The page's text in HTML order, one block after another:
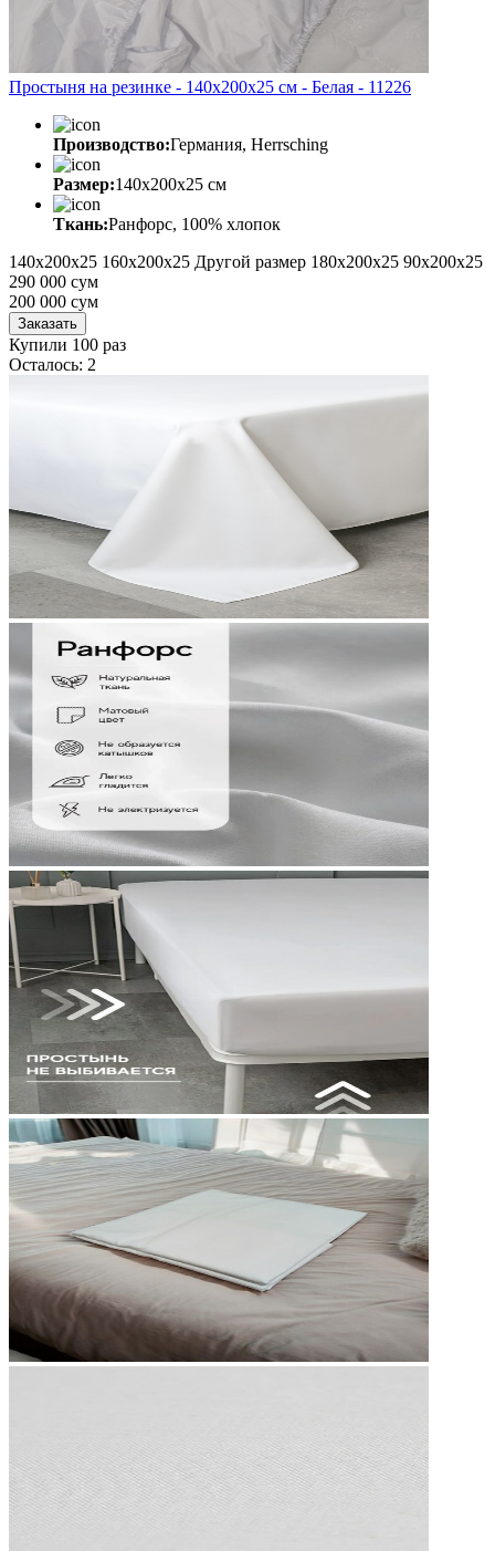
Простыня на резинке - 140x200x25 cм - Белая - 11226
Производство:Германия, Herrsching
Размер:140x200x25 cм
Ткань:Ранфорс, 100% хлопок
140x200x25 160x200x25 Другой размер 180x200x25 90x200x25
290 000 сум
200 000 сум
Заказать
Купили 100 раз
Осталось: 2